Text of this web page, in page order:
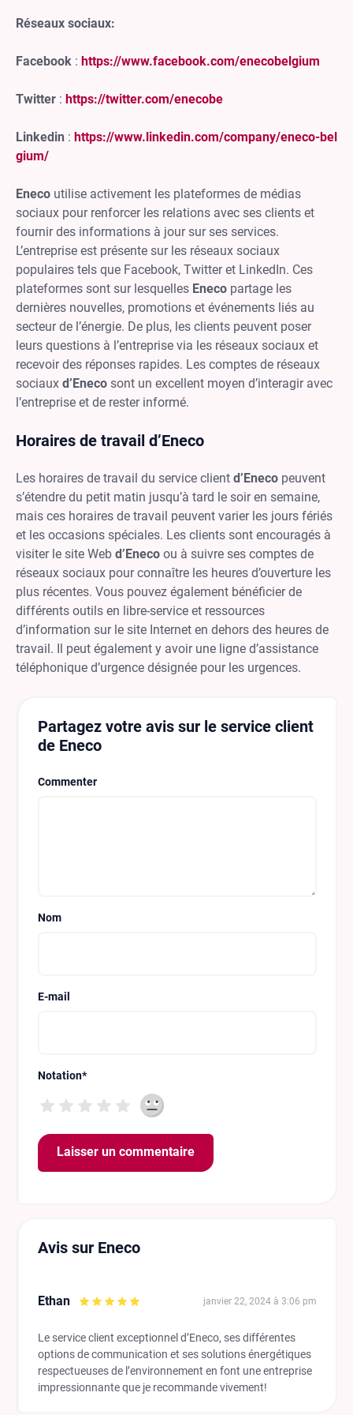
Réseaux sociaux:
Facebook : https://www.facebook.com/enecobelgium
Twitter : https://twitter.com/enecobe
Linkedin : https://www.linkedin.com/company/eneco-bel
gium/
Eneco utilise activement les plateformes de médias
sociaux pour renforcer les relations avec ses clients et
fournir des informations à jour sur ses services.
L’entreprise est présente sur les réseaux sociaux
populaires tels que Facebook, Twitter et LinkedIn. Ces
plateformes sont sur lesquelles Eneco partage les
dernières nouvelles, promotions et événements liés au
secteur de l’énergie. De plus, les clients peuvent poser
leurs questions à l’entreprise via les réseaux sociaux et
recevoir des réponses rapides. Les comptes de réseaux
sociaux d’Eneco sont un excellent moyen d’interagir avec
l’entreprise et de rester informé.
Horaires de travail d’Eneco
Les horaires de travail du service client d’Eneco peuvent
s’étendre du petit matin jusqu’à tard le soir en semaine,
mais ces horaires de travail peuvent varier les jours fériés
et les occasions spéciales. Les clients sont encouragés à
visiter le site Web d’Eneco ou à suivre ses comptes de
réseaux sociaux pour connaître les heures d’ouverture les
plus récentes. Vous pouvez également bénéficier de
différents outils en libre-service et ressources
d’information sur le site Internet en dehors des heures de
travail. Il peut également y avoir une ligne d’assistance
téléphonique d’urgence désignée pour les urgences.
Partagez votre avis sur le service client
de Eneco
Commenter
Nom
E-mail
Notation*
Avis sur Eneco
Ethan janvier 22, 2024 à 3:06 pm
Le service client exceptionnel d’Eneco, ses différentes
options de communication et ses solutions énergétiques
respectueuses de l’environnement en font une entreprise
impressionnante que je recommande vivement!